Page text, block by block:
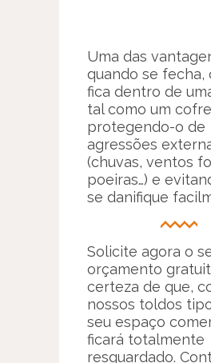
Uma das
quando se fecha,
fica dentro de
tal como um
protegendo-o de
agressões
(chuvas, ventos
poeiras…) e
se danifique
Solicite agora o
orçamento
certeza de que,
nossos toldos
seu espaço
ficará totalmente
resguardado.